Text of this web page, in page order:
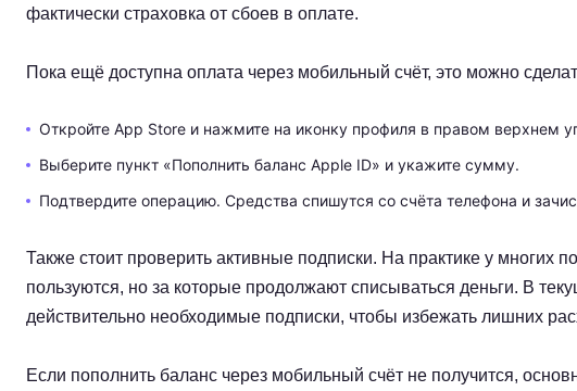
фактически страховка от сбоев в оплате.
Пока ещё доступна оплата через мобильный счёт, это можно
Откройте App Store и нажмите на иконку профиля в правом верхнем
Выберите пункт «Пополнить баланс Apple ID» и укажите сумму.
Подтвердите операцию. Средства спишутся со счёта телефона и
Также стоит проверить активные подписки. На практике у многих
пользуются, но за которые продолжают списываться деньги. В
действительно необходимые подписки, чтобы избежать лишних
Если пополнить баланс через мобильный счёт не получится,